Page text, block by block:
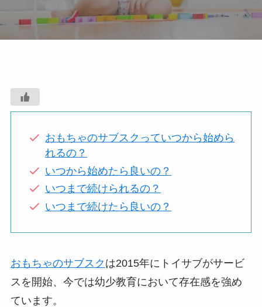
おもちゃのサブスクっていつから始めら
れるの？
いつから始めたら良いの？
いつまで続けられるの？
いつまで続けたら良いの？
おもちゃのサブスク は2015年にトイサブがサービ
スを開始、今では幼少教育において存在感を強め
ています。